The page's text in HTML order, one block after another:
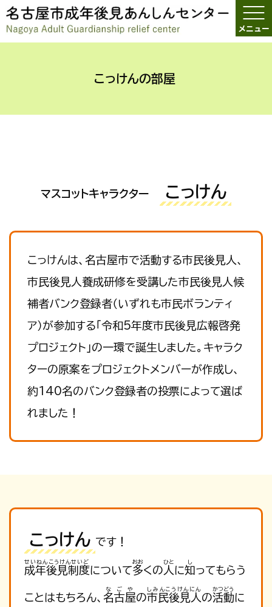
こっけんの部屋
マスコットキャラクター こっけん
こっけんは、名古屋市で活動する市民後見人、
市民後見人養成研修を受講した市民後見人候
補者バンク登録者（いずれも市民ボランティ
ア）が参加する「令和5年度市民後見広報啓発
プロジェクト」の一環で誕生しました。キャラク
ターの原案をプロジェクトメンバーが作成し、
約140名のバンク登録者の投票によって選ば
れました！
こっけん です！
成年後見制度
せいねんこうけんせいど
について多
おお
くの 人
ひと
に知
し
ってもらう
ことはもちろん、 名古屋
なごや
の市民後見人
しみんこうけんにん
の活動
かつどう
に